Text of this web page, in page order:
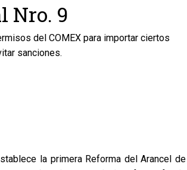
Nro. 9
del COMEX para importar ciertos
sanciones.
la primera Reforma del Arancel de